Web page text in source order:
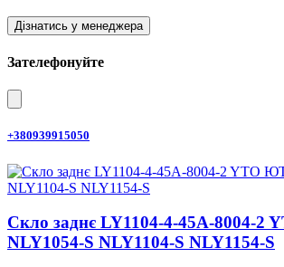
Дізнатись у менеджера
Зателефонуйте
+380939915050
Скло заднє LY1104-4-45A-8004-
NLY1054-S NLY1104-S NLY1154-S